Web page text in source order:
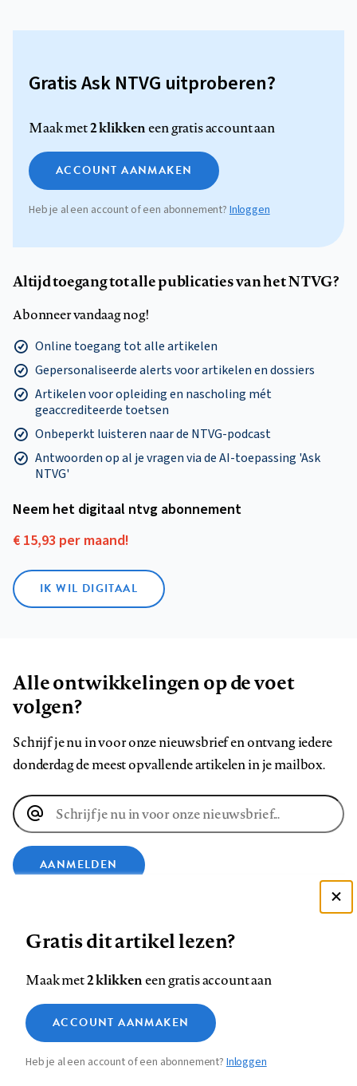
Gratis Ask NTVG uitproberen?
Maak met2 klikkeneen gratis account aan
ACCOUNT AANMAKEN
Heb je al een account of een abonnement?Inloggen
Altijd toegang tot alle publicaties van het NTVG?
Abonneer vandaag nog!
Online toegang tot alle artikelen
Gepersonaliseerde alerts voor artikelen en dossiers
Artikelen voor opleiding en nascholing mét
geaccrediteerde toetsen
Onbeperkt luisteren naar de NTVG-podcast
Antwoorden op al je vragen via de AI-toepassing 'Ask
NTVG'
Neem het digitaal ntvg abonnement
€ 15,93 per maand!
IK WIL DIGITAAL
Alle ontwikkelingen op de voet
volgen?
Schrijf je nu in voor onze nieuwsbrief en ontvang iedere
donderdag de meest opvallende artikelen in je mailbox.
E-
mailadres
AANMELDEN
op
Facebook
op
LinkedIn
op
Bluesky
ons
op
InstagramYouTube
Footer
Contact Colofon Disclaimer Privacy
Medische vragen verdienen
betrouwbare antwoorden
Zie onze cookie policy
Analytische cookies
Marketing cookies
Gratis dit artikel lezen?
Maak met2 klikkeneen gratis account aan
ACCOUNT AANMAKEN
Heb je al een account of een abonnement?Inloggen